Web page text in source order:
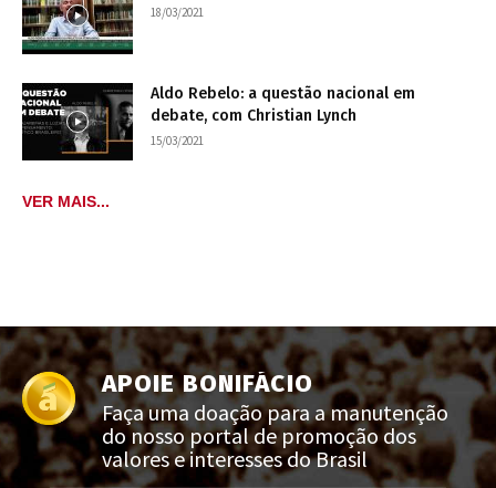
18/03/2021
Aldo Rebelo: a questão nacional em
debate, com Christian Lynch
15/03/2021
VER MAIS...
APOIE BONIFÁCIO
Faça uma doação para a manutenção
do nosso portal de promoção dos
valores e interesses do Brasil